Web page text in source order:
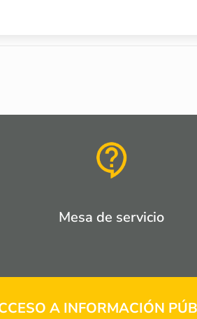
Mesa de servicio
A INFORMACIÓN